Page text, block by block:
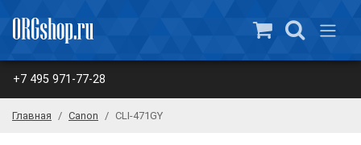
+7 495 971-77-28
Главная Canon CLI-471GY